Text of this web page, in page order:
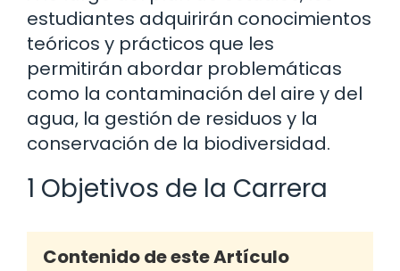
estudiantes adquirirán conocimientos
teóricos y prácticos que les
permitirán abordar problemáticas
como la contaminación del aire y del
agua, la gestión de residuos y la
conservación de la biodiversidad.
1 Objetivos de la Carrera
Contenido de este Artículo